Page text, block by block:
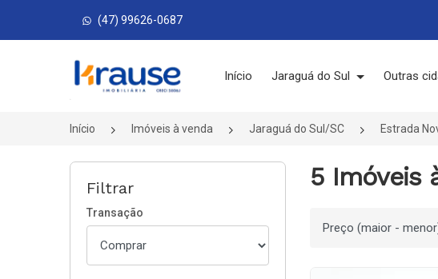
(47) 99626-0687
Página inicial
Início Jaraguá do Sul Outras
Início Imóveis à venda Jaraguá do Sul/SC Estrada
Filtrar
Transação
5 Imóveis
Ordenar por